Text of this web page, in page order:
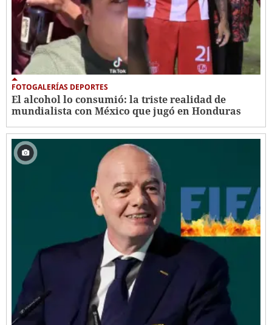
FOTOGALERÍAS DEPORTES
El alcohol lo consumió: la triste realidad de
mundialista con México que jugó en Honduras